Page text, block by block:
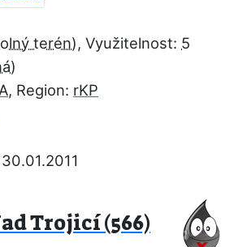
, Využitelnost: 5
, Region: rKP
Trojicí (566)